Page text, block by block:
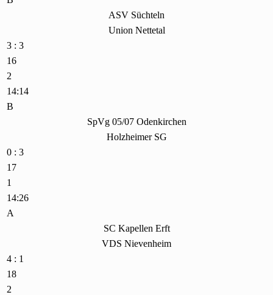
ASV Süchteln
Union Nettetal
3 : 3
16
2
14:14
B
SpVg 05/07 Odenkirchen
Holzheimer SG
0 : 3
17
1
14:26
A
SC Kapellen Erft
VDS Nievenheim
4 : 1
18
2